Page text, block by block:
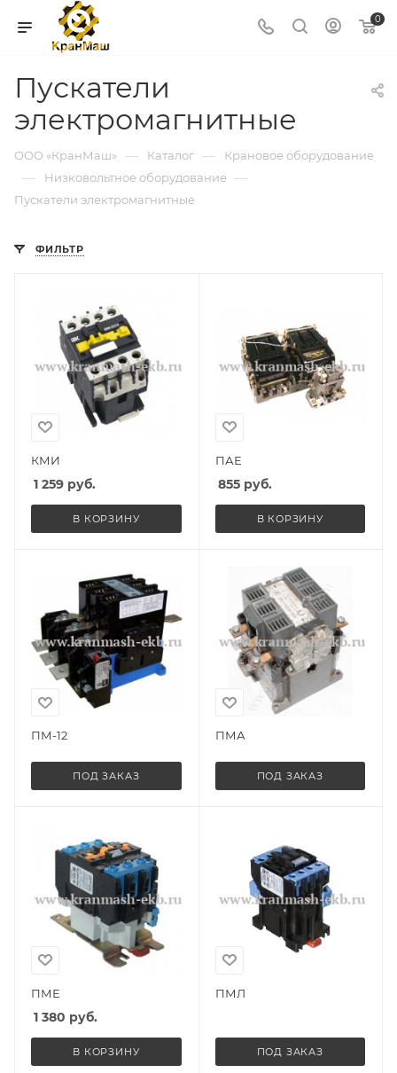
0
Пускатели
электромагнитные
ООО «КранМаш» — Каталог — Крановое оборудование
— Низковольтное оборудование —
Пускатели электромагнитные
ФИЛЬТР
КМИ
1 259 руб.
В КОРЗИНУ
ПАЕ
855руб.
В КОРЗИНУ
ПМ-12
ПОД ЗАКАЗ
ПМА
ПОД ЗАКАЗ
ПМЕ
1 380 руб.
В КОРЗИНУ
ПМЛ
ПОД ЗАКАЗ